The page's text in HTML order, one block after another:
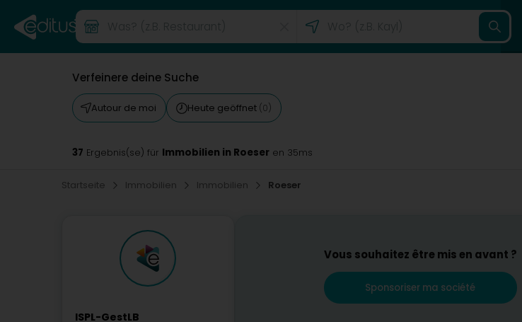
Verfeinere deine Suche
Autour de moi Heute geöffnet (0)
37 Ergebnis(se) für Immobilien in Roeser en 35ms
Startseite Immobilien Immobilien Roeser
ISPL-GestLB
Vous souhaitez être mis en avant ?
Sponsoriser ma société